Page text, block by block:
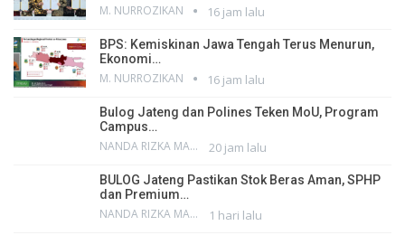
M. NURROZIKAN 16 jam lalu
BPS: Kemiskinan Jawa Tengah Terus Menurun,
Ekonomi…
M. NURROZIKAN 16 jam lalu
Bulog Jateng dan Polines Teken MoU, Program
Campus…
NANDA RIZKA MAHENDRA 20 jam lalu
BULOG Jateng Pastikan Stok Beras Aman, SPHP
dan Premium…
NANDA RIZKA MAHENDRA 1 hari lalu